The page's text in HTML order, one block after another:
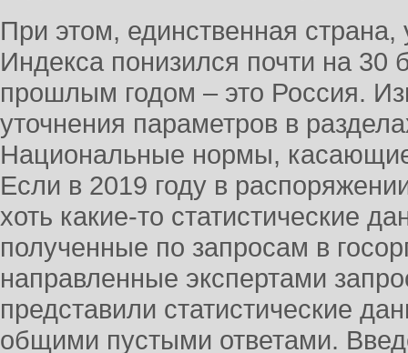
При этом, единственная страна,
Индекса понизился почти на 30
прошлым годом – это Россия.
уточнения параметров в
Национальные нормы,
Если в 2019 году в
хоть какие-то статистические
полученные по запросам в
направленные экспертами
представили статистические
общими пустыми ответами.